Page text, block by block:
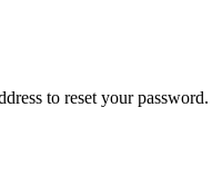
to reset your password.